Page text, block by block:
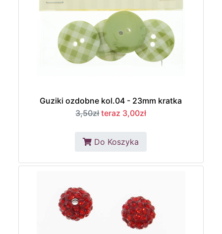
Guziki ozdobne kol.04 - 23mm kratka
3,50zł teraz 3,00zł
Do Koszyka